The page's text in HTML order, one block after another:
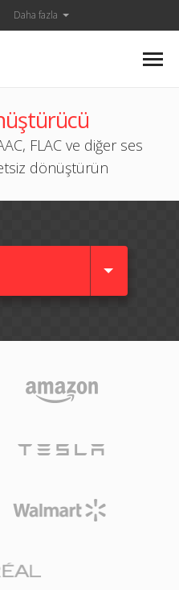
Daha fazla
FLAC ve diğer ses
dönüştürün